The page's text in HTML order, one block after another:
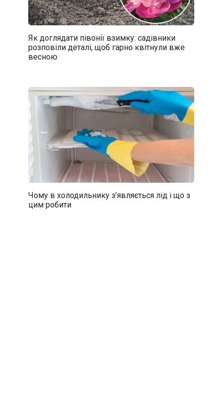
Як доглядати півонії взимку: садівники
розповіли деталі, щоб гарно квітнули вже
весною
Чому в холодильнику з’являється лід і що з
цим робити